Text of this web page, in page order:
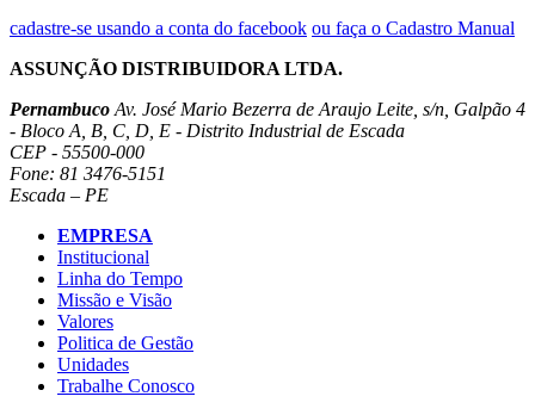
cadastre-se usando a conta do facebook ou faça o Cadastro Manual
ASSUNÇÃO DISTRIBUIDORA LTDA.
Pernambuco Av. José Mario Bezerra de Araujo Leite, s/n, Galpão 4
- Bloco A, B, C, D, E - Distrito Industrial de Escada
CEP - 55500-000
Fone: 81 3476-5151
Escada – PE
EMPRESA
Institucional
Linha do Tempo
Missão e Visão
Valores
Politica de Gestão
Unidades
Trabalhe Conosco